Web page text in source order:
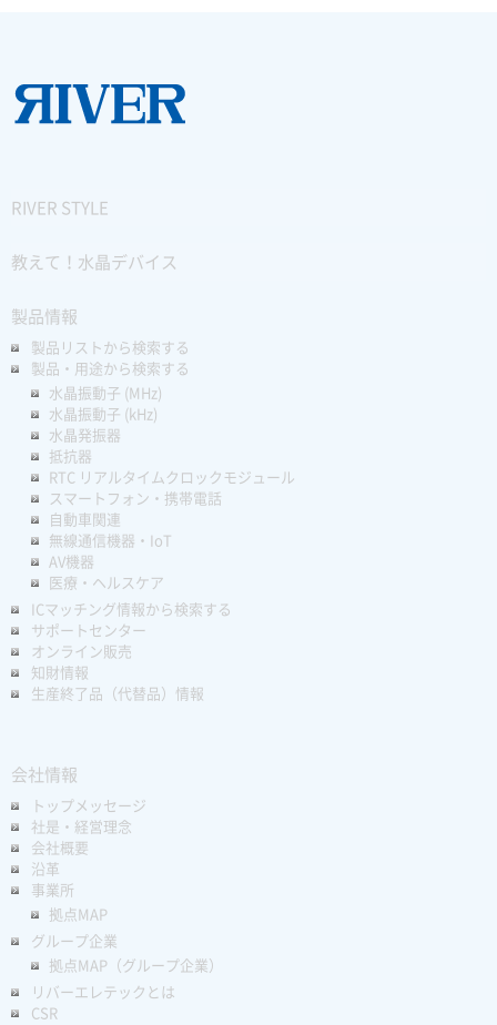
RIVER STYLE
教えて！水晶デバイス
製品情報
製品リストから検索する
製品・用途から検索する
水晶振動子 (MHz)
水晶振動子 (kHz)
水晶発振器
抵抗器
RTC リアルタイムクロックモジュール
スマートフォン・携帯電話
自動車関連
無線通信機器・IoT
AV機器
医療・ヘルスケア
ICマッチング情報から検索する
サポートセンター
オンライン販売
知財情報
生産終了品（代替品）情報
会社情報
トップメッセージ
社是・経営理念
会社概要
沿革
事業所
拠点MAP
グループ企業
拠点MAP（グループ企業）
リバーエレテックとは
CSR